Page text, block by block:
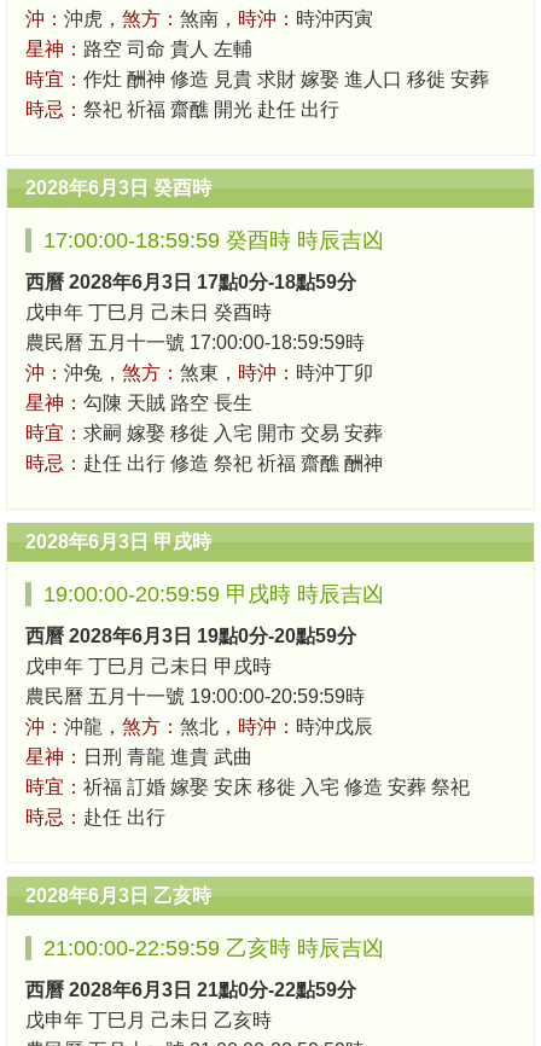
沖： 沖虎， 煞方： 煞南， 時沖： 時沖丙寅
星神： 路空 司命 貴人 左輔
時宜： 作灶 酬神 修造 見貴 求財 嫁娶 進人口 移徙 安葬
時忌： 祭祀 祈福 齋醮 開光 赴任 出行
2028年6月3日 癸酉時
17:00:00-18:59:59 癸酉時 時辰吉凶
西曆 2028年6月3日 17點0分-18點59分
戊申年 丁巳月 己未日 癸酉時
農民曆 五月十一號 17:00:00-18:59:59時
沖： 沖兔， 煞方： 煞東， 時沖： 時沖丁卯
星神： 勾陳 天賊 路空 長生
時宜： 求嗣 嫁娶 移徙 入宅 開市 交易 安葬
時忌： 赴任 出行 修造 祭祀 祈福 齋醮 酬神
2028年6月3日 甲戌時
19:00:00-20:59:59 甲戌時 時辰吉凶
西曆 2028年6月3日 19點0分-20點59分
戊申年 丁巳月 己未日 甲戌時
農民曆 五月十一號 19:00:00-20:59:59時
沖： 沖龍， 煞方： 煞北， 時沖： 時沖戊辰
星神： 日刑 青龍 進貴 武曲
時宜： 祈福 訂婚 嫁娶 安床 移徙 入宅 修造 安葬 祭祀
時忌： 赴任 出行
2028年6月3日 乙亥時
21:00:00-22:59:59 乙亥時 時辰吉凶
西曆 2028年6月3日 21點0分-22點59分
戊申年 丁巳月 己未日 乙亥時